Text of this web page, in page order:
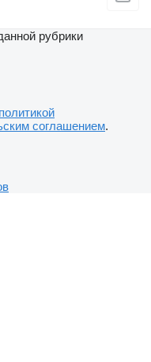
рубрики
политикой
соглашением.